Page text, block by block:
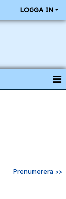
LOGGA IN
Prenumerera >>